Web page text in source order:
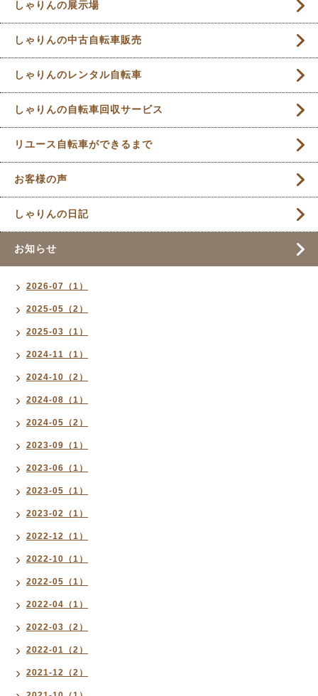
しゃりんの展示場
しゃりんの中古自転車販売
しゃりんのレンタル自転車
しゃりんの自転車回収サービス
リユース自転車ができるまで
お客様の声
しゃりんの日記
お知らせ
2026-07（1）
2025-05（2）
2025-03（1）
2024-11（1）
2024-10（2）
2024-08（1）
2024-05（2）
2023-09（1）
2023-06（1）
2023-05（1）
2023-02（1）
2022-12（1）
2022-10（1）
2022-05（1）
2022-04（1）
2022-03（2）
2022-01（2）
2021-12（2）